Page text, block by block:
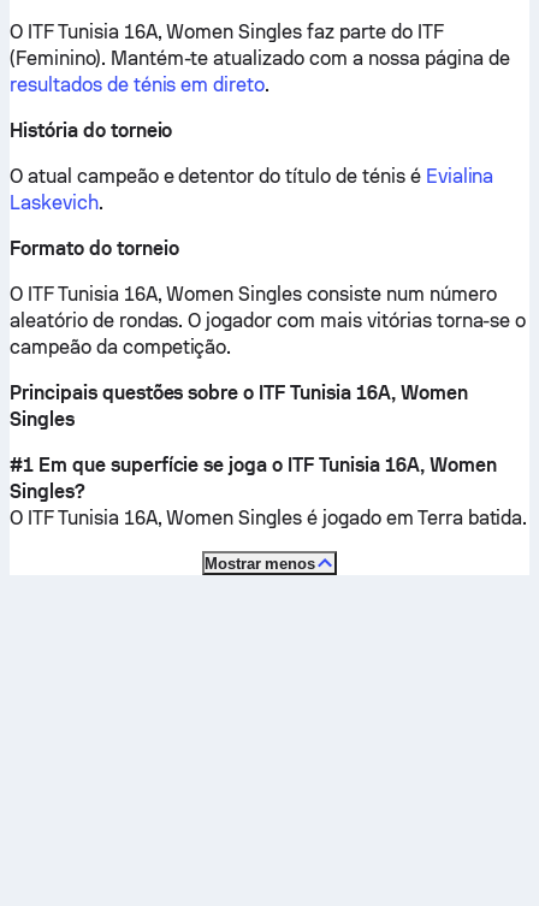
O ITF Tunisia 16A, Women Singles faz parte do ITF
(Feminino). Mantém-te atualizado com a nossa página de
resultados de ténis em direto.
História do torneio
O atual campeão e detentor do título de ténis é Evialina
Laskevich.
Formato do torneio
O ITF Tunisia 16A, Women Singles consiste num número
aleatório de rondas. O jogador com mais vitórias torna-se o
campeão da competição.
Principais questões sobre o ITF Tunisia 16A, Women
Singles
#1 Em que superfície se joga o ITF Tunisia 16A, Women
Singles?
O ITF Tunisia 16A, Women Singles é jogado em Terra batida.
Mostrar menos